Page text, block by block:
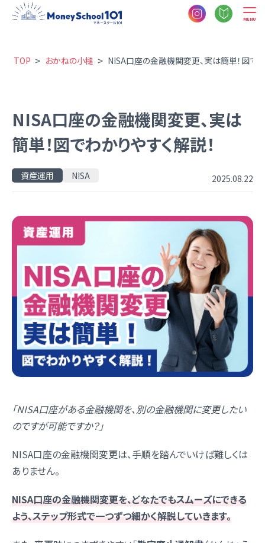
MENU
TOP > おかねの小槌 > NISA口座の金融機関変更、実は簡単！図で
NISA口座の金融機関変更、実は
簡単！図でわかりやすく解説！
資産運用 NISA 2025.08.22
「NISA口座がある金融機関を、別の金融機関に変更したい
のですが可能ですか？」
NISA口座の金融機関変更は、手順を踏んでいけば難しくは
ありません。
NISA口座の金融機関変更を、どなたでもスムーズにできる
よう、ステップ形式で一つずつ細かく解説していきます。